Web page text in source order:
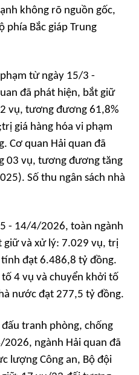
không rõ nguồn gốc,
phía Bắc giáp Trung
từ ngày 15/3 -
đã phát hiện, bắt giữ
vụ, tương đương 61,8%
giá hàng hóa vi phạm
Cơ quan Hải quan đã
03 vụ, tương đương tăng
Số thu ngân sách nhà
- 14/4/2026, toàn ngành
giữ và xử lý: 7.029 vụ, trị
đạt 6.486,8 tỷ đồng.
4 vụ và chuyển khởi tố
nước đạt 277,5 tỷ đồng.
tranh phòng, chống
ngành Hải quan đã
lượng Công an, Bộ đội